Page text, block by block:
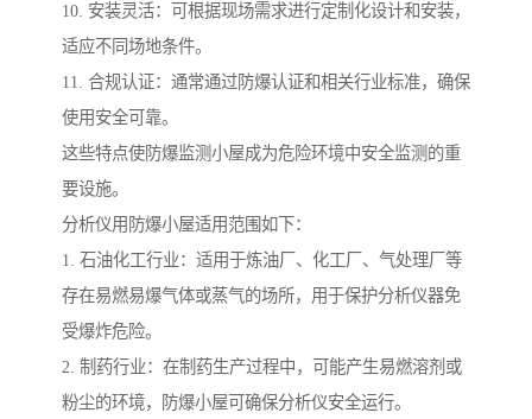
10. 安装灵活：可根据现场需求进行定制化设计和安装，
适应不同场地条件。
11. 合规认证：通常通过防爆认证和相关行业标准，确保
使用安全可靠。
这些特点使防爆监测小屋成为危险环境中安全监测的重
要设施。
分析仪用防爆小屋适用范围如下：
1. 石油化工行业：适用于炼油厂、化工厂、气处理厂等
存在易燃易爆气体或蒸气的场所，用于保护分析仪器免
受爆炸危险。
2. 制药行业：在制药生产过程中，可能产生易燃溶剂或
粉尘的环境，防爆小屋可确保分析仪安全运行。